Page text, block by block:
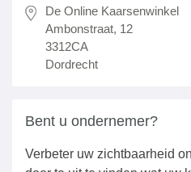
De Online Kaarsenwinkel
Ambonstraat, 12
3312CA
Dordrecht
Bent u ondernemer?
Verbeter uw zichtbaarheid